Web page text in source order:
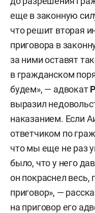
еще в законную
что решит вторая
приговора в
за ними оставят
в гражданском
будем», — адвокат
выразил
наказанием. Если
ответчиком по
что мы еще не раз
было, что у него
он покраснел весь,
приговор», —
на приговор его